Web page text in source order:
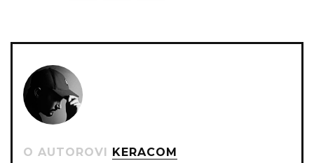
O AUTOROVI KERACOM